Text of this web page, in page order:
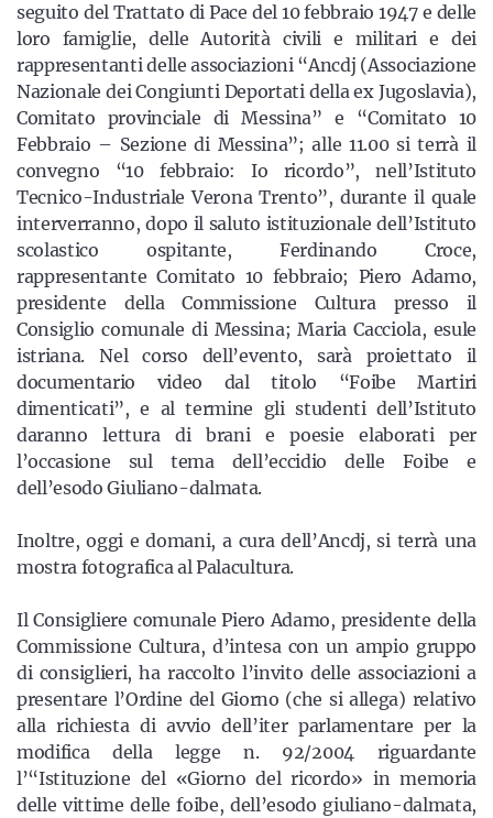
seguito del Trattato di Pace del 10 febbraio 1947 e delle
loro famiglie, delle Autorità civili e militari e dei
rappresentanti delle associazioni “Ancdj (Associazione
Nazionale dei Congiunti Deportati della ex Jugoslavia),
Comitato provinciale di Messina” e “Comitato 10
Febbraio – Sezione di Messina”; alle 11.00 si terrà il
convegno “10 febbraio: Io ricordo”, nell’Istituto
Tecnico-Industriale Verona Trento”, durante il quale
interverranno, dopo il saluto istituzionale dell’Istituto
scolastico ospitante, Ferdinando Croce,
rappresentante Comitato 10 febbraio; Piero Adamo,
presidente della Commissione Cultura presso il
Consiglio comunale di Messina; Maria Cacciola, esule
istriana. Nel corso dell’evento, sarà proiettato il
documentario video dal titolo “Foibe Martiri
dimenticati”, e al termine gli studenti dell’Istituto
daranno lettura di brani e poesie elaborati per
l’occasione sul tema dell’eccidio delle Foibe e
dell’esodo Giuliano-dalmata.
Inoltre, oggi e domani, a cura dell’Ancdj, si terrà una
mostra fotografica al Palacultura.
Il Consigliere comunale Piero Adamo, presidente della
Commissione Cultura, d’intesa con un ampio gruppo
di consiglieri, ha raccolto l’invito delle associazioni a
presentare l’Ordine del Giorno (che si allega) relativo
alla richiesta di avvio dell’iter parlamentare per la
modifica della legge n. 92/2004 riguardante
l’“Istituzione del «Giorno del ricordo» in memoria
delle vittime delle foibe, dell’esodo giuliano-dalmata,